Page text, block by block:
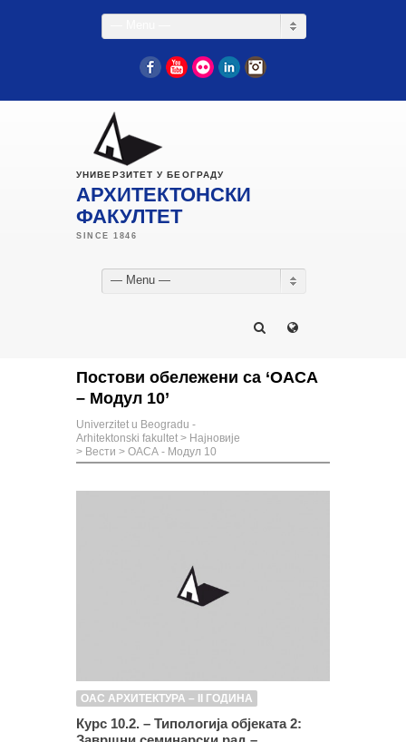
FacebookYouTube
Flickr LinkedIn
УНИВЕРЗИТЕТ У БЕОГРАДУ
АРХИТЕКТОНСКИ
ФАКУЛТЕТ
— Menu —
Постови обележени са ‘ОАСА
– Модул 10’
Univerzitet u Beogradu -
Arhitektonski fakultet > Најновије
> Вести > ОАСА - Модул 10
ОАС АРХИТЕКТУРА – II ГОДИНА
Курс 10.2. – Типологија објеката 2: